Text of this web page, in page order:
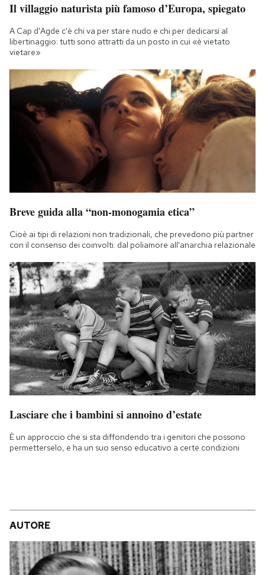
Newsletter
Notifiche mobile
Regala il Post
Esci
Il villaggio naturista più famoso d’Europa, spiegato
A Cap d'Agde c'è chi va per stare nudo e chi per dedicarsi al
libertinaggio: tutti sono attratti da un posto in cui «è vietato
vietare»
Breve guida alla “non-monogamia etica”
Cioè ai tipi di relazioni non tradizionali, che prevedono più partner
con il consenso dei coinvolti: dal poliamore all'anarchia relazionale
Lasciare che i bambini si annoino d’estate
È un approccio che si sta diffondendo tra i genitori che possono
permetterselo, e ha un suo senso educativo a certe condizioni
AUTORE